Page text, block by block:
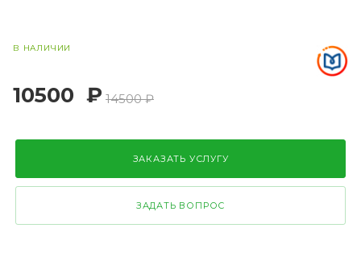
В НАЛИЧИИ
10500 ₽ 14500 ₽
ЗАКАЗАТЬ УСЛУГУ
ЗАДАТЬ ВОПРОС